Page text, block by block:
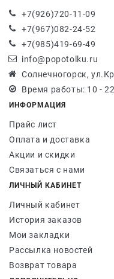
+7(926)720-11-09
+7(967)082-24-52
+7(985)419-69-49
info@popotolku.ru
Солнечногорск,
Время работы: 10 - 22
ИНФОРМАЦИЯ
Прайс лист
Оплата и доставка
Акции и скидки
Связаться с нами
ЛИЧНЫЙ КАБИНЕТ
Личный кабинет
История заказов
Мои закладки
Рассылка новостей
Возврат товара